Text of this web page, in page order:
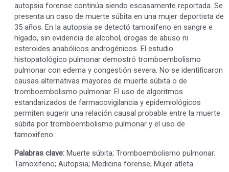
autopsia forense continúa siendo escasamente reportada. Se
presenta un caso de muerte súbita en una mujer deportista de
35 años. En la autopsia se detectó tamoxifeno en sangre e
hígado, sin evidencia de alcohol, drogas de abuso ni
esteroides anabólicos androgénicos. El estudio
histopatológico pulmonar demostró tromboembolismo
pulmonar con edema y congestión severa. No se identificaron
causas alternativas mayores de muerte súbita o de
tromboembolismo pulmonar. El uso de algoritmos
estandarizados de farmacovigilancia y epidemiológicos
permiten sugerir una relación causal probable entre la muerte
súbita por tromboembolismo pulmonar y el uso de
tamoxifeno.
Palabras clave:Muerte súbita; Tromboembolismo pulmonar;
Tamoxifeno; Autopsia; Medicina forense; Mujer atleta.